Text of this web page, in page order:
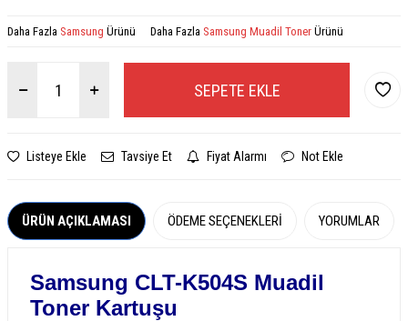
Daha Fazla Samsung Ürünü Daha Fazla Samsung Muadil Toner Ürünü
SEPETE EKLE
Listeye Ekle Tavsiye Et Fiyat Alarmı Not Ekle
ÜRÜN AÇIKLAMASI ÖDEME SEÇENEKLERI YORUMLAR
Samsung CLT-K504S Muadil
Toner Kartuşu